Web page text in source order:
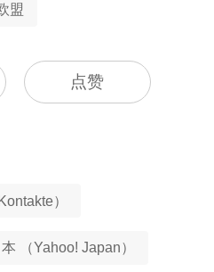
盟
点赞
）
（Yahoo! Japan）